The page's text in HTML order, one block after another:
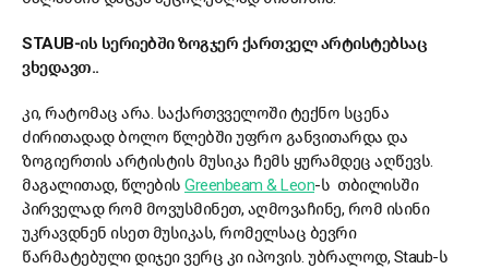
STAUB-ის სერიებში ზოგჯერ ქართველ არტისტებსაც
ვხედავთ..
კი, რატომაც არა. საქართვველოში ტექნო სცენა
ძირითადად ბოლო წლებში უფრო განვითარდა და
ზოგიერთის არტისტის მუსიკა ჩემს ყურამდეც აღწევს.
მაგალითად, წლების Greenbeam & Leon-ს თბილისში
პირველად რომ მოვუსმინეთ, აღმოვაჩინე, რომ ისინი
უკრავდნენ ისეთ მუსიკას, რომელსაც ბევრი
წარმატებული დიჯეი ვერც კი იპოვის. უბრალოდ, Staub-ს